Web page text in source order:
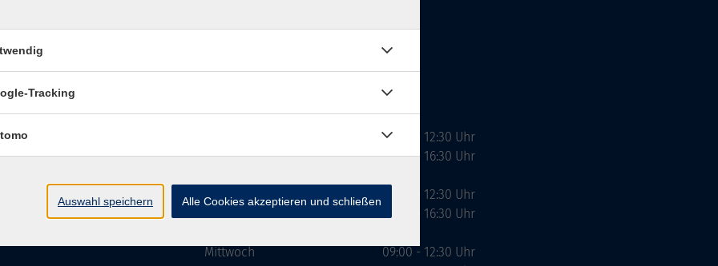
e. V.
Dienstag
Mittwoch
09:00 - 12:30 Uhr
13:00 - 16:30 Uhr
10:00 - 12:30 Uhr
13:00 - 16:30 Uhr
09:00 - 12:30 Uhr
Tracking
Auswahl speichern Alle Cookies akzeptieren und schließen